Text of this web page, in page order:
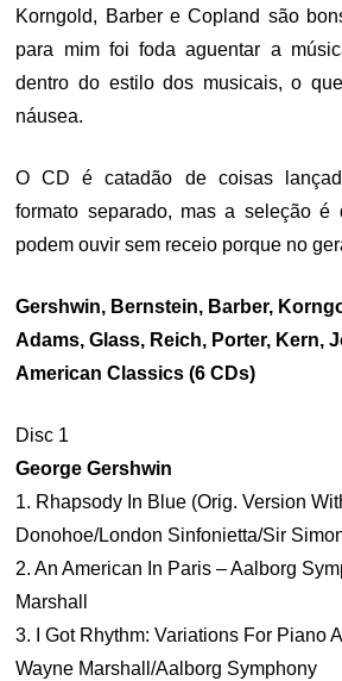
Korngold, Barber e Copland são
para mim foi foda aguentar a
dentro do estilo dos musicais, o
náusea.
O CD é catadão de coisas
formato separado, mas a seleção é
podem ouvir sem receio porque no
Gershwin, Bernstein, Barber,
Adams, Glass, Reich, Porter, Kern,
American Classics (6 CDs)
Disc 1
George Gershwin
1. Rhapsody In Blue (Orig. Version
Donohoe/London Sinfonietta/Sir
2. An American In Paris – Aalborg
Marshall
3. I Got Rhythm: Variations For Piano
Wayne Marshall/Aalborg Symphony